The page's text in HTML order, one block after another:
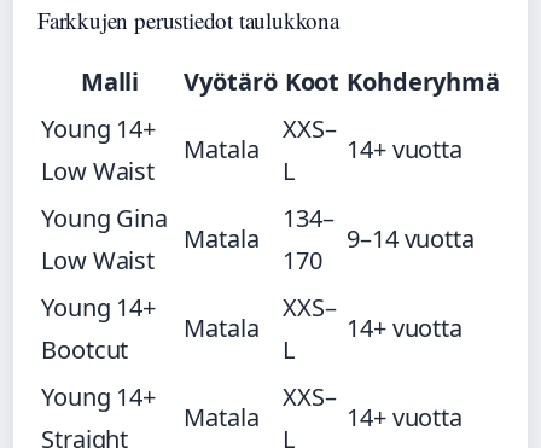
Farkkujen perustiedot taulukkona
Malli Vyötärö Koot Kohderyhmä
Young 14+
Low Waist
Matala
XXS–
L
14+ vuotta
Young Gina
Low Waist
Matala
134–
170
9–14 vuotta
Young 14+
Bootcut
Matala
XXS–
L
14+ vuotta
Young 14+
Straight
Matala
XXS–
L
14+ vuotta